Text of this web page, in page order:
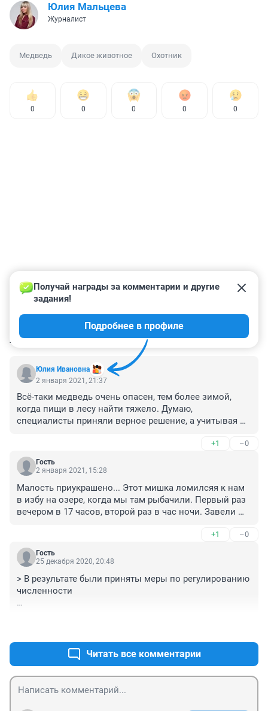
Юлия Мальцева
Журналист
Медведь Дикое животное Охотник
0 0 0 0 0
КОММЕНТАРИИ 69
Юлия Ивановна
Получай награды за комментарии и другие
задания!
Подробнее в профиле
2 января 2021, 21:37
Всё-таки медведь очень опасен, тем более зимой,
когда пищи в лесу найти тяжело. Думаю,
специалисты приняли верное решение, а учитывая
+1 –0
Гость
2 января 2021, 15:28
Малость приукрашено... Этот мишка ломилсяя к нам
в избу на озере, когда мы там рыбачили. Первый раз
вечером в 17 часов, второй раз в час ночи. Завели
+1 –0
Гость
25 декабря 2020, 20:48
> В результате были приняты меры по регулированию
численности
Читать все комментарии